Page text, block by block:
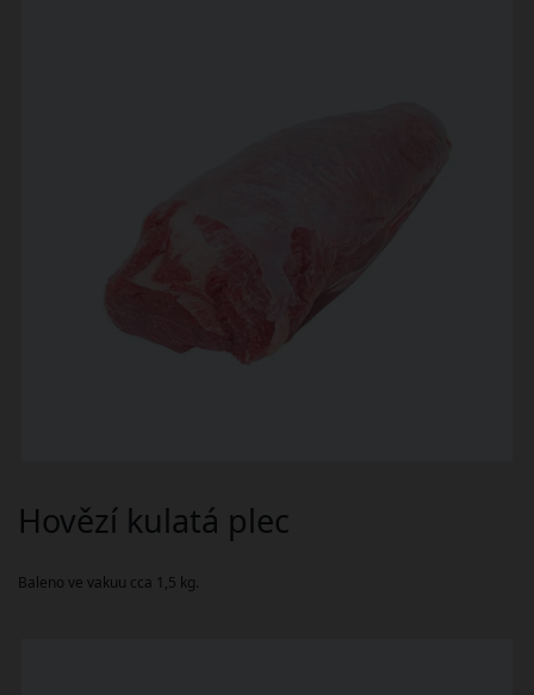
Baleno ve vakuu cca 1,5 kg.
Hovězí kulatá plec